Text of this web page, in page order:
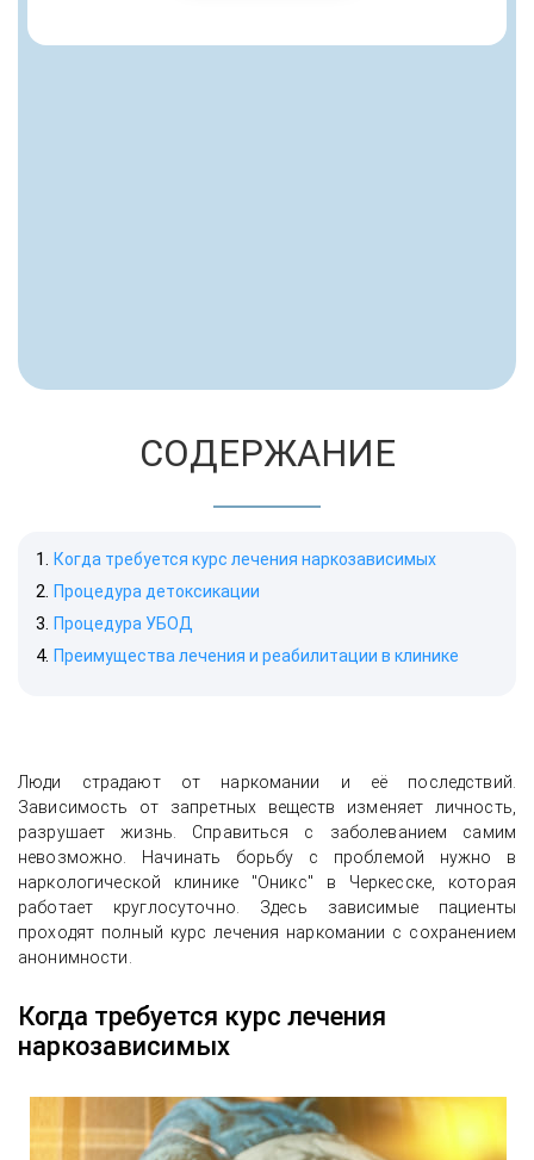
СОДЕРЖАНИЕ
Когда требуется курс лечения наркозависимых
Процедура детоксикации
Процедура УБОД
Преимущества лечения и реабилитации в клинике
Люди страдают от наркомании и её последствий.
Зависимость от запретных веществ изменяет личность,
разрушает жизнь. Справиться с заболеванием самим
невозможно. Начинать борьбу с проблемой нужно в
наркологической клинике "Оникс" в Черкесске, которая
работает круглосуточно. Здесь зависимые пациенты
проходят полный курс лечения наркомании с сохранением
анонимности.
Когда требуется курс лечения
наркозависимых